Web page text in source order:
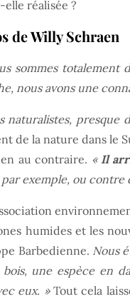
elle réalisée ?
de Willy Schraen
sommes totalement
nous avons une
naturalistes, presque
de la nature dans
au contraire. « Il
exemple, ou
humides et les
Barbedienne. Nous
une espèce en
eux. »Tout cela